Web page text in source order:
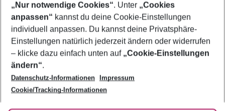
Footer
Footer navigation
Über uns
AGB
Bestpreisgarantie
Cookie-Einstellungen ändern
Cookie-Richtlinie
Agenturbetreuung
Barrierefreies Reisen
Folge uns
„Nur notwendige Cookies“. Unter „Cookies
anpassen“ kannst du deine Cookie-Einstellungen
individuell anpassen. Du kannst deine Privatsphäre-
Einstellungen natürlich jederzeit ändern oder widerrufen
– klicke dazu einfach unten auf „Cookie-Einstellungen
ändern“.
Datenschutz-Informationen
Impressum
Cookie/Tracking-Informationen